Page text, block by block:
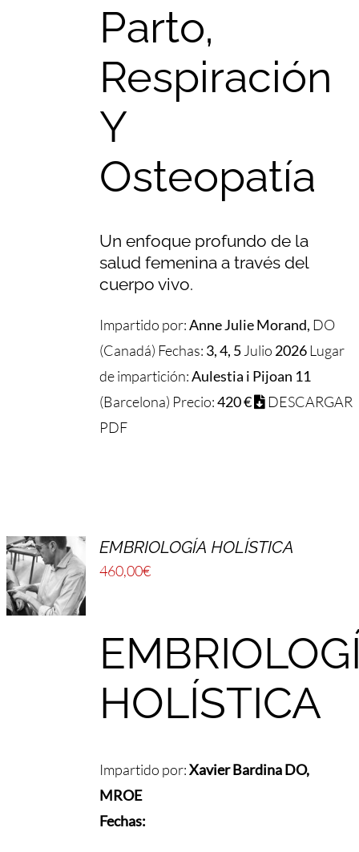
Parto,
Respiración
Y
Osteopatía
Un enfoque profundo de la
salud femenina a través del
cuerpo vivo.
Impartido por:Anne Julie Morand, DO
(Canadá) Fechas: 3, 4, 5 Julio 2026Lugar
de impartición:Aulestia i Pijoan 11
(Barcelona) Precio:420 €
DESCARGAR
PDF
EMBRIOLOGÍA HOLÍSTICA
460,00€
HOLÍSTICA
Impartido por:Xavier Bardina DO,
MROE
Fechas: